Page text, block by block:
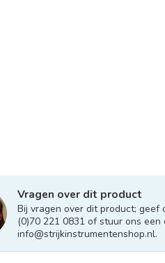
Vragen over dit product
Bij vragen over dit product;
(0)70 221 0831 of stuur ons een
info@strijkinstrumentenshop.nl.